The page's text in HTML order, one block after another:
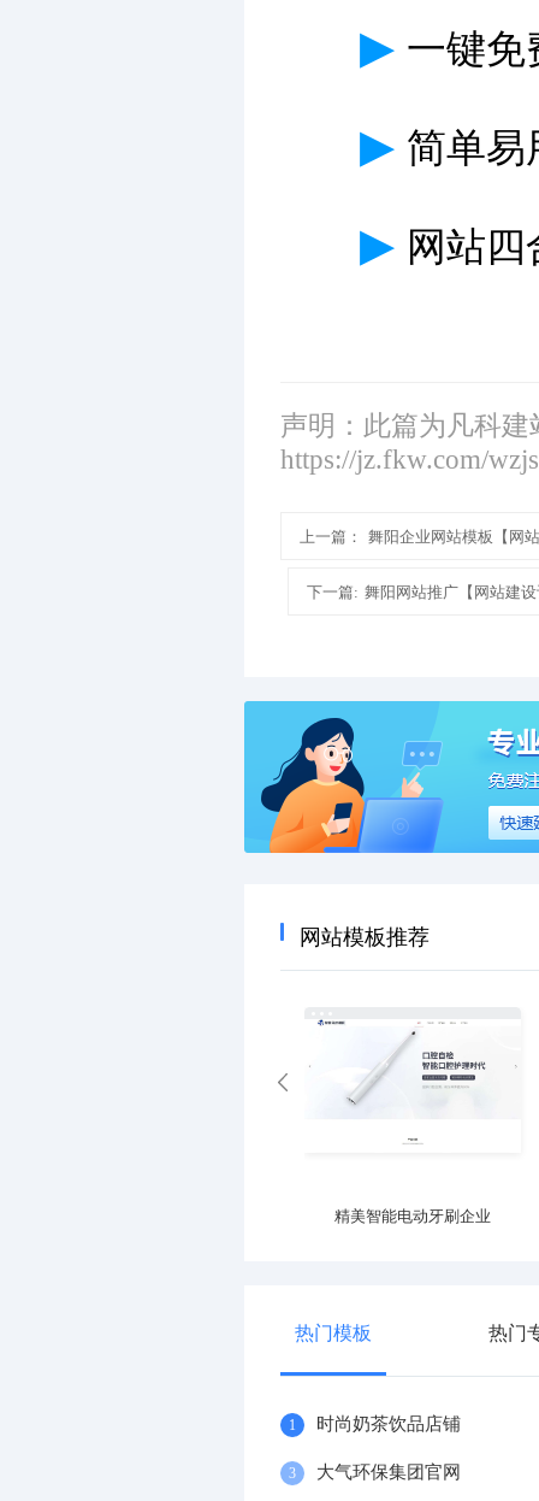
▶ 一键免
▶ 简单易
▶ 网站四
声明：此篇为凡科
https://jz.fkw.com/
上一篇： 舞阳企业网站模板【网
下一篇: 舞阳网站推广【网站建
网站模板推荐
精美智能电动牙刷企业
热门模板 热门
1 时尚奶茶饮品店铺
3 大气环保集团官网